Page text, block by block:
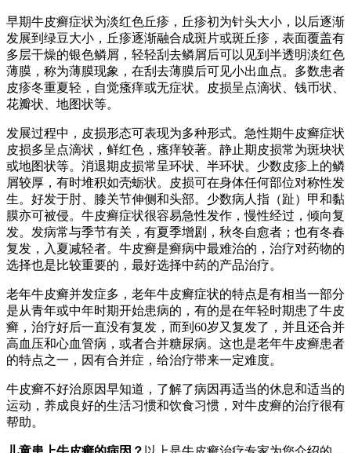
早期牛皮癣症状为淡红色丘疹，丘疹初为针头大小，以后逐渐
发展到绿豆大小，丘疹逐渐融合成斑片或斑丘疹，表面覆盖有
多层干燥的银色鳞屑，轻轻刮去鳞屑后可以见到半透明淡红色
薄膜，称为薄膜现象，在刮去薄膜后可见小出血点。多数患者
皮疹冬重夏轻，自觉瘙痒或无症状。皮损呈点滴状、钱币状、
花瓣状、地图状等。
发展过程中，皮损形态可表现为多种形式。急性期牛皮癣症状
皮损多呈点滴状，鲜红色，瘙痒较著。静止期皮损常为斑块状
或地图状等。消退期皮损常呈环状、半环状。少数皮疹上的鳞
屑较厚，有时堆积如壳蛎状。皮损可在身体任何部位对称性发
生。好发于肘、膝关节伸侧和头部。少数病人指（趾）甲和黏
膜亦可被侵。牛皮癣症状很容易急性发作，慢性经过，倾向复
发。发病常与季节有关，有夏季增剧，秋冬自愈者；也有冬春
复发，入夏减轻者。牛皮癣是癣病中最难治的，治疗对药物的
选择也是比较重要的，最好选择中药的产品治疗。
老年牛皮癣并发症多，老年牛皮癣症状的特点是有相当一部分
是从青年或中年时期开始患病的，有的是在年轻时期患了牛皮
癣，治疗好后一直没有复发，而到60岁又复发了，并且还合并
高血压和心血管病，或者合并糖尿病。这也是老年牛皮癣患者
的特点之一，因有合并症，给治疗带来一定难度。
牛皮癣不好治原因早知道，了解了病因再适当的休息和适当的
运动，养成良好的生活习惯和饮食习惯，对牛皮癣的治疗很有
帮助。